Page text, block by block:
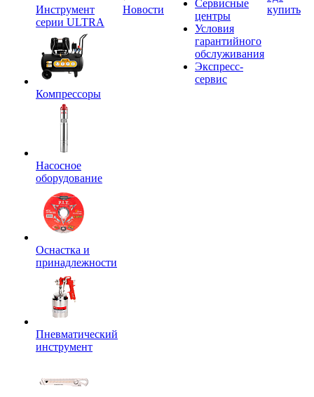
Инструмент
серии ULTRA
Компрессоры
Насосное
оборудование
Оснастка и
принадлежности
Пневматический
инструмент
Новости
Сервисные
центры
Условия
гарантийного
обслуживания
Экспресс-
сервис
купить